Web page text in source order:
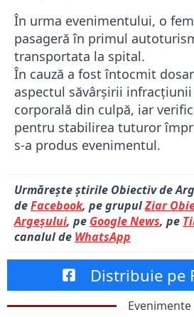
În urma evenimentului, o
pasageră în primul
transportata la spital.
În cauză a fost întocmit
aspectul săvârșirii
corporală din culpă, iar
pentru stabilirea tuturor
s-a produs evenimentul.
Urmărește știrile Obiectiv de
deFacebook, pe grupulZiar
Argeșului, pe Google News, pe
canalul de WhatsApp
Distribuie pe
Evenimente